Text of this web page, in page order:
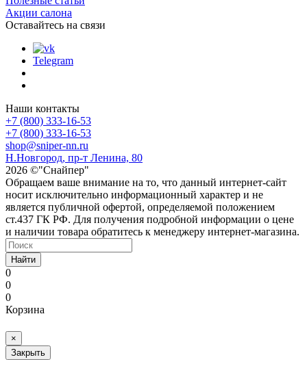
Акции салона
Оставайтесь на связи
Telegram
Наши контакты
+7 (800) 333-16-53
+7 (800) 333-16-53
shop@sniper-nn.ru
Н.Новгород, пр-т Ленина, 80
2026 ©"Снайпер"
Обращаем ваше внимание на то, что данный интернет-сайт
носит исключительно информационный характер и не
является публичной офертой, определяемой положением
ст.437 ГК РФ. Для получения подробной информации о цене
и наличии товара обратитесь к менеджеру интернет-магазина.
Найти
0
0
0
Корзина
×
Закрыть